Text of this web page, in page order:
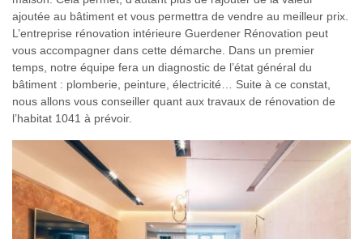
ajoutée au bâtiment et vous permettra de vendre au meilleur prix.
L’entreprise rénovation intérieure Guerdener Rénovation peut
vous accompagner dans cette démarche. Dans un premier
temps, notre équipe fera un diagnostic de l’état général du
bâtiment : plomberie, peinture, électricité… Suite à ce constat,
nous allons vous conseiller quant aux travaux de rénovation de
l’habitat 1041 à prévoir.